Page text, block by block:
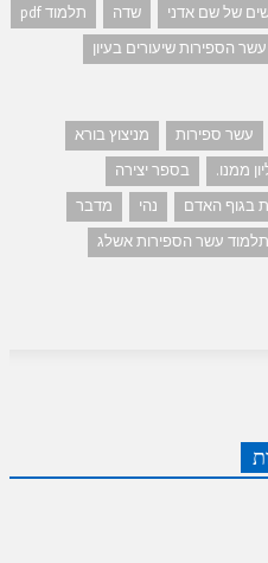
של שם אדני שדה
תלמוד pdf
הספירות שיעורים בעיון
עשר ספירות
מניצוץ בורא
ממנו.
בספר יצירה
בגוף האדם נהי
מדבר
תלמוד עשר הספירות אשלג